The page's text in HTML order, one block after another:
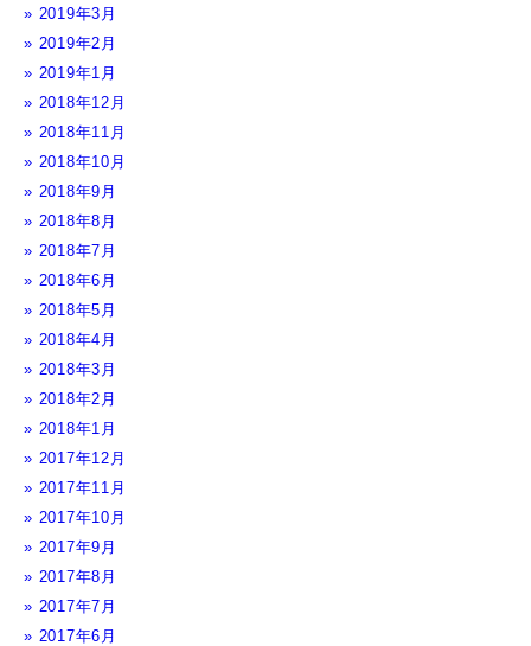
2019年3月
2019年2月
2019年1月
2018年12月
2018年11月
2018年10月
2018年9月
2018年8月
2018年7月
2018年6月
2018年5月
2018年4月
2018年3月
2018年2月
2018年1月
2017年12月
2017年11月
2017年10月
2017年9月
2017年8月
2017年7月
2017年6月